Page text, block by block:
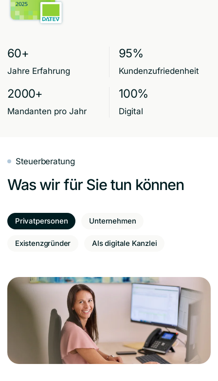
60+
Jahre Erfahrung
95%
Kundenzufriedenheit
2000+
Mandanten pro Jahr
100%
Digital
Steuerberatung
Was wir für Sie tun können
Privatpersonen Unternehmen
Existenzgründer Als digitale Kanzlei